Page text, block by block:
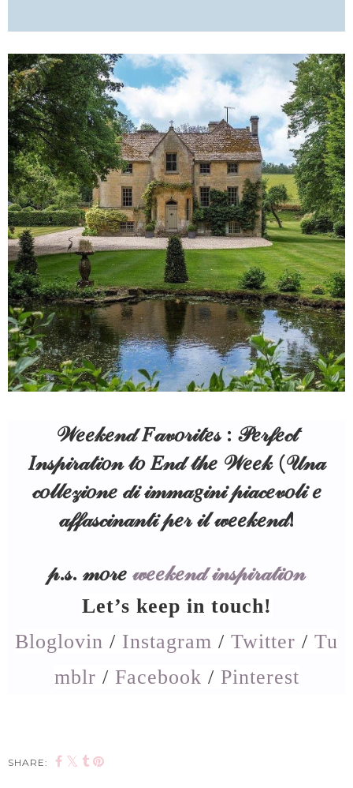
𝒲𝑒𝑒𝓀𝑒𝓃𝒹 𝐹𝒶𝓋𝑜𝓇𝒾𝓉𝑒𝓈 : 𝒫𝑒𝓇𝒻𝑒𝒸𝓉
𝐼𝓃𝓈𝓅𝒾𝓇𝒶𝓉𝒾𝑜𝓃 𝓉𝑜 𝐸𝓃𝒹 𝓉𝒽𝑒 𝒲𝑒𝑒𝓀 (𝒰𝓃𝒶
𝒸𝑜𝓁𝓁𝑒𝓏𝒾𝑜𝓃𝑒 𝒹𝒾 𝒾𝓂𝓂𝒶𝑔𝒾𝓃𝒾 𝓅𝒾𝒶𝒸𝑒𝓋𝑜𝓁𝒾 𝑒
𝒶𝒻𝒻𝒶𝓈𝒸𝒾𝓃𝒶𝓃𝓉𝒾 𝓅𝑒𝓇 𝒾𝓁 𝓌𝑒𝑒𝓀𝑒𝓃𝒹!
𝓅.𝓈. 𝓂𝑜𝓇𝑒 𝓌𝑒𝑒𝓀𝑒𝓃𝒹 𝒾𝓃𝓈𝓅𝒾𝓇𝒶𝓉𝒾𝑜𝓃
Let’s keep in touch!
Bloglovin / Instagram / Twitter / Tu
mblr / Facebook / Pinterest
SHARE: